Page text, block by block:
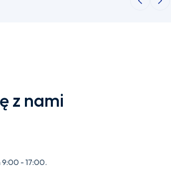
Poprzedni
z nami
9:00 - 17:00.